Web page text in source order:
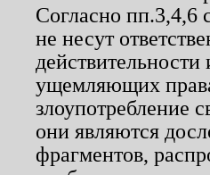
Согласно пп.3,4,6
не несут
ущемляющих
злоупотребление
они являются
фрагментов,